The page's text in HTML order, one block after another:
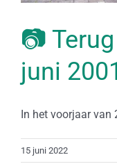
📷
juni 2001
In het voorjaar van
15 juni 2022